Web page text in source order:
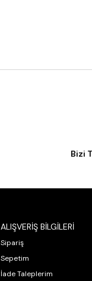
Bizi
ALIŞVERİŞ BİLGİLERİ
Sipariş
Sepetim
İade Taleplerim